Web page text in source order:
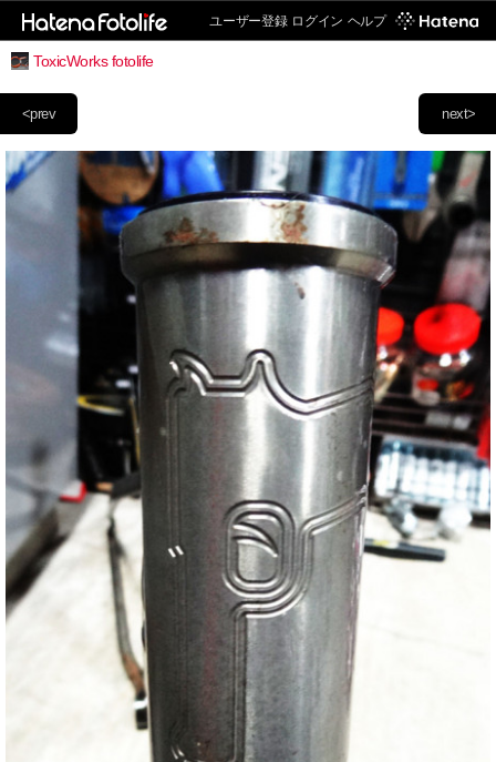
ユーザー登録 ログイン ヘルプ
ToxicWorks fotolife
next>
<prev